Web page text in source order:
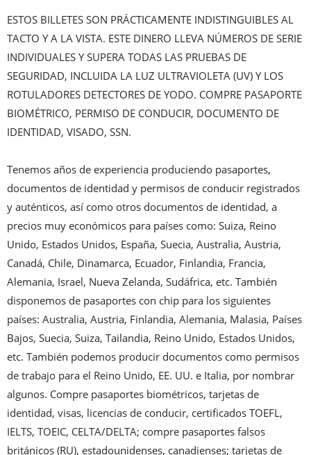
ESTOS BILLETES SON PRÁCTICAMENTE INDISTINGUIBLES AL
TACTO Y A LA VISTA. ESTE DINERO LLEVA NÚMEROS DE SERIE
INDIVIDUALES Y SUPERA TODAS LAS PRUEBAS DE
SEGURIDAD, INCLUIDA LA LUZ ULTRAVIOLETA (UV) Y LOS
ROTULADORES DETECTORES DE YODO. COMPRE PASAPORTE
BIOMÉTRICO, PERMISO DE CONDUCIR, DOCUMENTO DE
IDENTIDAD, VISADO, SSN.
Tenemos años de experiencia produciendo pasaportes,
documentos de identidad y permisos de conducir registrados
y auténticos, así como otros documentos de identidad, a
precios muy económicos para países como: Suiza, Reino
Unido, Estados Unidos, España, Suecia, Australia, Austria,
Canadá, Chile, Dinamarca, Ecuador, Finlandia, Francia,
Alemania, Israel, Nueva Zelanda, Sudáfrica, etc. También
disponemos de pasaportes con chip para los siguientes
países: Australia, Austria, Finlandia, Alemania, Malasia, Países
Bajos, Suecia, Suiza, Tailandia, Reino Unido, Estados Unidos,
etc. También podemos producir documentos como permisos
de trabajo para el Reino Unido, EE. UU. e Italia, por nombrar
algunos. Compre pasaportes biométricos, tarjetas de
identidad, visas, licencias de conducir, certificados TOEFL,
IELTS, TOEIC, CELTA/DELTA; compre pasaportes falsos
británicos (RU), estadounidenses, canadienses; tarjetas de